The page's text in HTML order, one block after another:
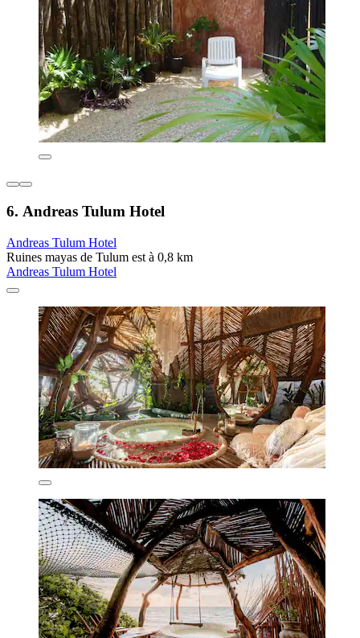
6. Andreas Tulum Hotel
Andreas Tulum Hotel
Ruines mayas de Tulum est à 0,8 km
Andreas Tulum Hotel